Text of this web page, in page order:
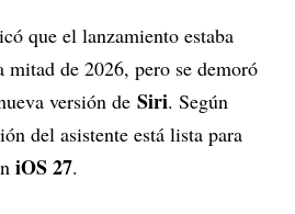
que el lanzamiento estaba
de 2026, pero se demoró
versión de Siri. Según
del asistente está lista para
iOS 27.